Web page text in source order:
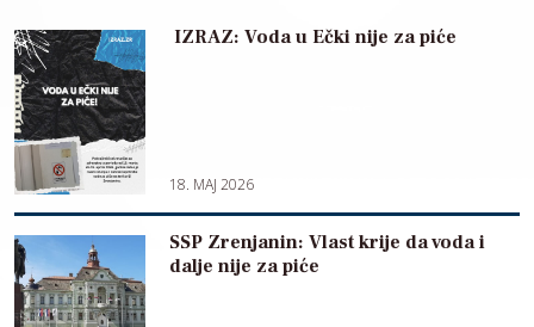
IZRAZ: Voda u Ečki nije za piće
18. MAJ 2026
SSP Zrenjanin: Vlast krije da voda i
dalje nije za piće